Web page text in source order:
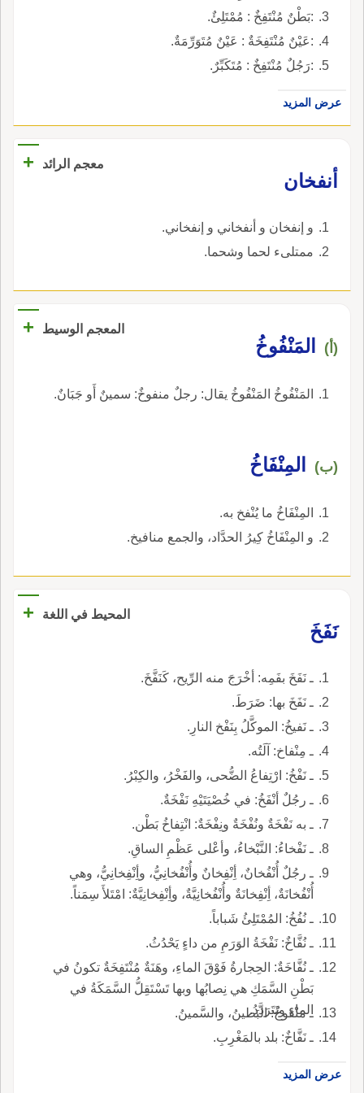
:بَطْنٌ مُنْتَفِخٌ : مُمْتَلِئٌ.
:عَيْنٌ مُنْتَفِخَةٌ : عَيْنٌ مُتَوَرِّمَةٌ.
:رَجُلٌ مُنْتَفِخٌ : مُتَكَبِّرٌ.
عرض المزيد
معجم الرائد
+
أنفخان
و إنفخان و أنفخاني و إنفخاني.
ممتلىء لحما وشحما.
المعجم الوسيط +
(أ) المَنْفُوخُ
المَنْفُوخُ المَنْفُوخُ يقال: رجلٌ منفوخٌ: سمينٌ أَو جَبَانٌ.
(ب) المِنْفَاخُ
المِنْفَاخُ ما يُنْفخ به.
و المِنْفَاخُ كِيرُ الحدَّاد، والجمع منافيخ.
المحيط في اللغة
+
نَفَخَ
ـ نَفَخَ بفَمِه: أخْرَجَ منه الرِّيح، كَنَفَّخَ.
ـ نَفَخَ بها: ضَرَطَ.
ـ نَفيخُ: الموكَّلُ بِنَفْخ النارِ.
ـ مِنْفاخ: آلَتُه.
ـ نَفْخُ: ارْتِفاعُ الضُّحى، والفَخْرُ، والكِبْرُ.
ـ رجُلٌ أنْفَخُ: في خُصْيَتَيْهِ نَفْخَةٌ.
ـ به نَفْخَةٌ ونُفْخَةٌ ونِفْخَةٌ: انْتِفاخُ بَطْن.
ـ نَفْخاءُ: النَّبْخاءُ، وأعْلى عَظْمِ الساقِ.
ـ رجُلٌ أُنْفُخانٌ، أِنْفِخانٌ وأُنْفُخانِيُّ، وأِنْفِخانِيُّ، وهي
أُنْفُخانَةٌ، أِنْفِخانَةٌ وأُنْفُخانِيَّةٌ، وأِنْفِخانِيَّةٌ: امْتَلأَ سِمَناً.
ـ نُفُخُ: المُمْتَلِئُ شَباباً.
ـ نُفَّاخٌ: نَفْخَةُ الوَرَمِ من داءٍ يَحْدُثُ.
ـ نُفَّاخَةٌ: الحِجارةُ فَوْقَ الماءِ، وهَنَةٌ مُنْتَفِخَةٌ تكونُ في
بَطْنِ السَّمَكِ هي نِصابُها وبها تَسْتَقِلُّ السَّمَكَةُ في
الماءِ وتَتَرَدَّدُ.
ـ مَنْفوخُ: البَطينُ، والسَّمينُ.
ـ نَفَّاخٌ: بلد بالمَغْرِبِ.
عرض المزيد